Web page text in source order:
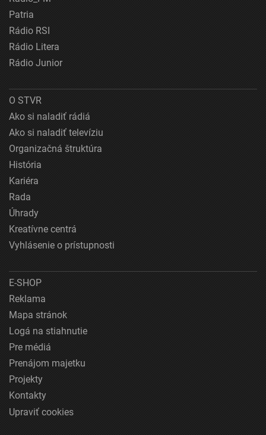
Patria
Rádio RSI
Rádio Litera
Rádio Junior
O STVR
Ako si naladiť rádiá
Ako si naladiť televíziu
Organizačná štruktúra
História
Kariéra
Rada
Úhrady
Kreatívne centrá
Vyhlásenie o prístupnosti
E-SHOP
Reklama
Mapa stránok
Logá na stiahnutie
Pre médiá
Prenájom majetku
Projekty
Kontakty
Upraviť cookies